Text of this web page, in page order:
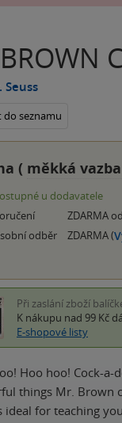
Seuss
do seznamu
( měkká vazba
u dodavatele
ZDARMA
odběr
ZDARMA (
Při zaslání zboží
K nákupu nad 99 Kč
E-shopové listy
Hoo hoo! Cock-
things Mr. Brown
ideal for teaching